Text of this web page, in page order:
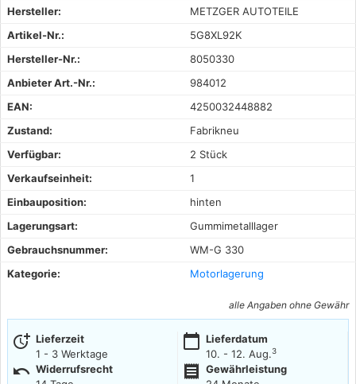
Hersteller:
METZGER AUTOTEILE
Artikel-Nr.:
5G8XL92K
Hersteller-Nr.:
8050330
Anbieter Art.-Nr.:
984012
EAN:
4250032448882
Zustand:
Fabrikneu
Verfügbar:
2 Stück
Verkaufseinheit:
1
Einbauposition:
hinten
Lagerungsart:
Gummimetalllager
Gebrauchsnummer:
WM-G 330
Kategorie:
Motorlagerung
alle Angaben ohne Gewähr
more_time Lieferzeit
1 - 3 Werktage
calendar_today Lieferdatum
10. - 12. Aug.3
undo Widerrufsrecht
receipt
Gewährleistung